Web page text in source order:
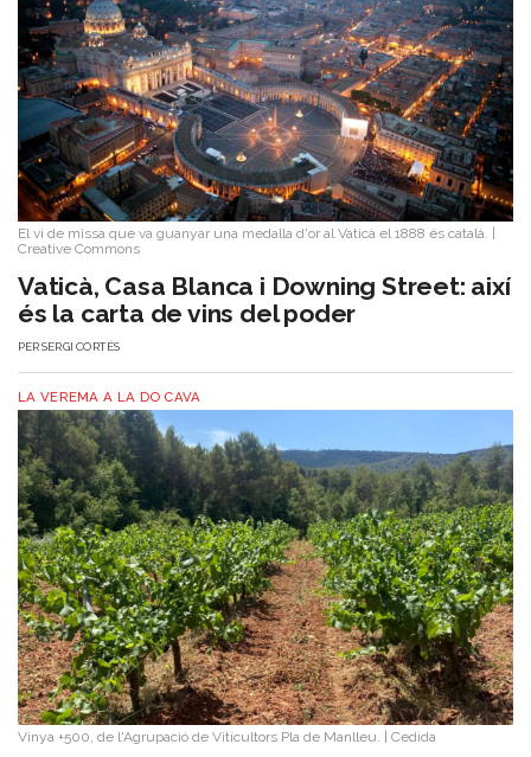
El vi de missa que va guanyar una medalla d'or al Vaticà el 1888 és català.
Creative Commons
Vaticà, Casa Blanca i Downing Street: així
és la carta de vins del poder
PERSERGI CORTÉS
LA VEREMA A LA DO CAVA
Vinya +500, de l'Agrupació de Viticultors Pla de Manlleu. Cedida